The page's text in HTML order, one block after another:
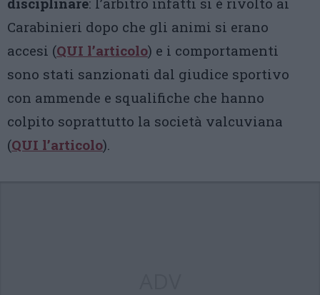
Carabinieri dopo che gli animi si erano
accesi (QUI l’articolo) e i comportamenti
sono stati sanzionati dal giudice sportivo
con ammende e squalifiche che hanno
colpito soprattutto la società valcuviana
(QUI l’articolo).